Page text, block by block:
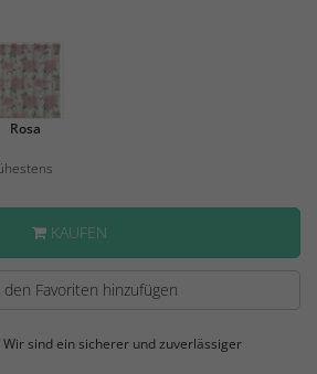
Rosa
KAUFEN
Favoriten hinzufügen
Wir sind ein sicherer und zuverlässiger